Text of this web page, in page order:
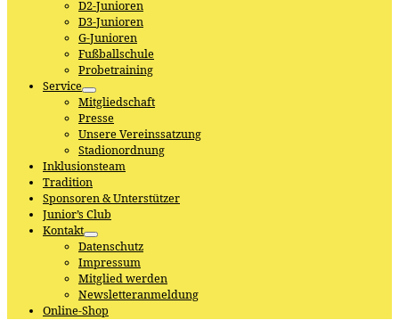
D2-Junioren
D3-Junioren
G-Junioren
Fußballschule
Probetraining
Service
Mitgliedschaft
Presse
Unsere Vereinssatzung
Stadionordnung
Inklusionsteam
Tradition
Sponsoren & Unterstützer
Junior’s Club
Kontakt
Datenschutz
Impressum
Mitglied werden
Newsletteranmeldung
Online-Shop